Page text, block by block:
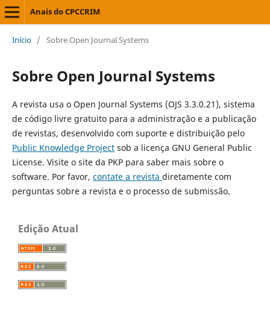
Anais do CPCCRIM
Início / Sobre Open Journal Systems
Sobre Open Journal Systems
A revista usa o Open Journal Systems (OJS 3.3.0.21), sistema
de código livre gratuito para a administração e a publicação
de revistas, desenvolvido com suporte e distribuição pelo
Public Knowledge Projectsob a licença GNU General Public
License. Visite o site da PKP para saber mais sobre o
software. Por favor, contate a revista diretamente com
perguntas sobre a revista e o processo de submissão.
Edição Atual